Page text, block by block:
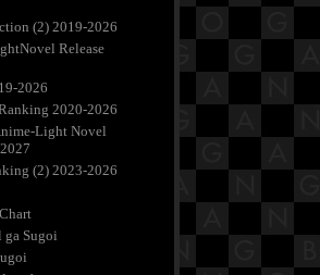
(2) 2019-2026
Release
2026
2020-2026
Light Novel
(2) 2023-2026
Sugoi